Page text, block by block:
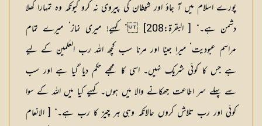
پورے اسلام میں آ جاؤ اور شیطان کی پیروی نہ کرو کیونکہ وہ تمہارا کھلا
دشمن ہے۔“ [ البقرۃ:208] ” کہیے! میری نماز‘ میرے تمام
مراسم عبودیت‘ میرا جینا اور مرنا سب کچھ اللہ رب العٰلمین کے لیے
ہے جس کا کوئی شریک نہیں۔ اسی کا مجھے حکم دیا گیا ہے اور سب
سے پہلے سر اطاعت جھکانے والا میں ہوں۔ کہیے کیا میں اللہ کے سوا
کوئی اور رب تلاش کروں حالانکہ وہی ہر چیز کا رب ہے۔“ [ الانعام